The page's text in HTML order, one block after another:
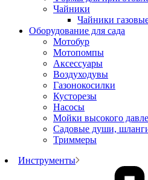
Чайники
Чайники
Оборудование для сада
Мотобур
Мотопомпы
Аксессуары
Воздуходувы
Газонокосилки
Кусторезы
Насосы
Мойки высокого
Садовые души,
Триммеры
Инструменты